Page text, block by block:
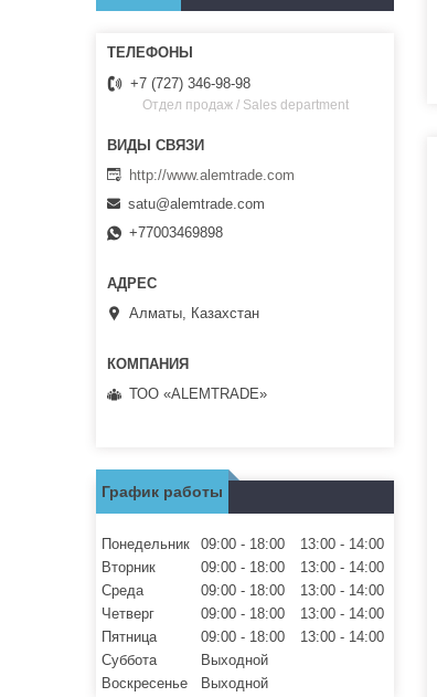
+7 (727) 346-98-98
Отдел продаж / Sales department
http://www.alemtrade.com
satu@alemtrade.com
+77003469898
Алматы, Казахстан
ТОО «ALEMTRADE»
График работы
Понедельник 09:00 18:00 13:00
14:00
Вторник
09:00 18:00 13:00
14:00
Среда
09:00 18:00 13:00
14:00
Четверг
09:00 18:00 13:00
14:00
Пятница
09:00 18:00 13:00
14:00
Суббота
Выходной
Воскресенье
Выходной